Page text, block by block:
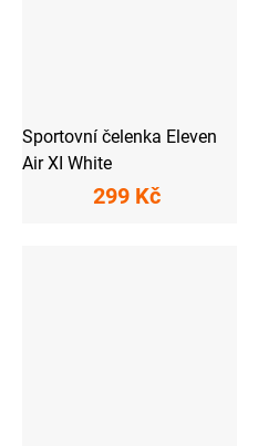
Sportovní čelenka Eleven
Air XI White
299 Kč